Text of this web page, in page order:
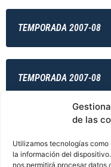
de las
Utilizamos tecnologías
la información del
nos permitirá procesar
TEMPORADA 2007-08
TEMPORADA 2007-08